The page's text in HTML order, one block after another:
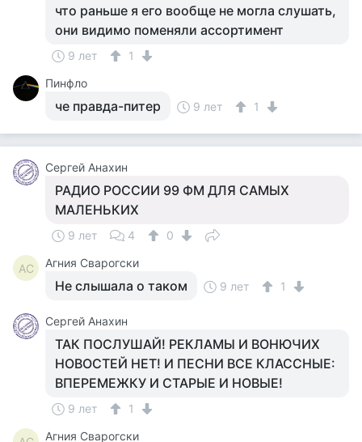
что раньше я его вообще не могла слушать,
они видимо поменяли ассортимент
9 лет
1
Пинфло
че правда-питер 9 лет 1
Сергей Анахин
РАДИО РОССИИ 99 ФМ ДЛЯ САМЫХ
МАЛЕНЬКИХ
9 лет 4 0
АС Агния Сварогски
Не слышала о таком 9 лет 1
Сергей Анахин
ТАК ПОСЛУШАЙ! РЕКЛАМЫ И ВОНЮЧИХ
НОВОСТЕЙ НЕТ! И ПЕСНИ ВСЕ КЛАССНЫЕ:
ВПЕРЕМЕЖКУ И СТАРЫЕ И НОВЫЕ!
9 лет 1
Агния Сварогски